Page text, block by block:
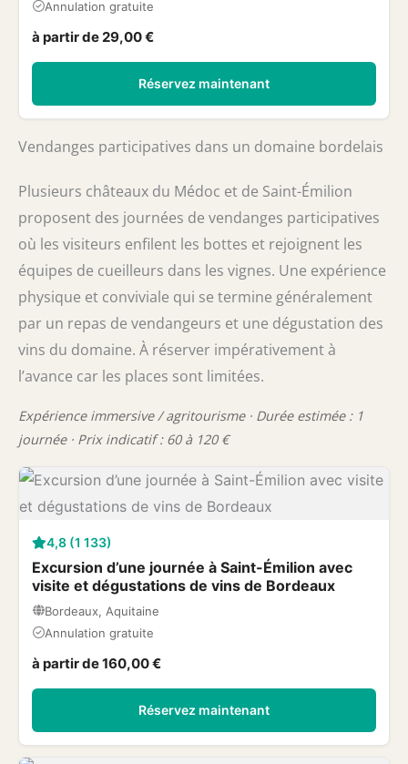
Annulation gratuite
à partir de 29,00 €
Réservez maintenant
Vendanges participatives dans un domaine bordelais
Plusieurs châteaux du Médoc et de Saint-Émilion
proposent des journées de vendanges participatives
où les visiteurs enfilent les bottes et rejoignent les
équipes de cueilleurs dans les vignes. Une expérience
physique et conviviale qui se termine généralement
par un repas de vendangeurs et une dégustation des
vins du domaine. À réserver impérativement à
l’avance car les places sont limitées.
Expérience immersive / agritourisme · Durée estimée : 1
journée · Prix indicatif : 60 à 120 €
4,8 (1 133)
Excursion d’une journée à Saint-Émilion avec
visite et dégustations de vins de Bordeaux
Bordeaux, Aquitaine
Annulation gratuite
à partir de 160,00 €
Réservez maintenant